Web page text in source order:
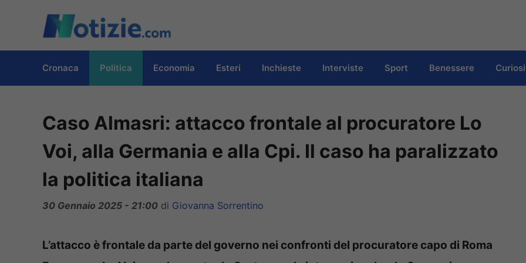
contenuto
Cronaca Politica Economia Esteri Inchieste Interviste Sport Benessere
Caso Almasri: attacco frontale al procuratore Lo
Voi, alla Germania e alla Cpi. Il caso ha paralizzato
la politica italiana
30 Gennaio 2025 - 21:00 di Giovanna Sorrentino
L’attacco è frontale da parte del governo nei confronti del procuratore capo di Roma